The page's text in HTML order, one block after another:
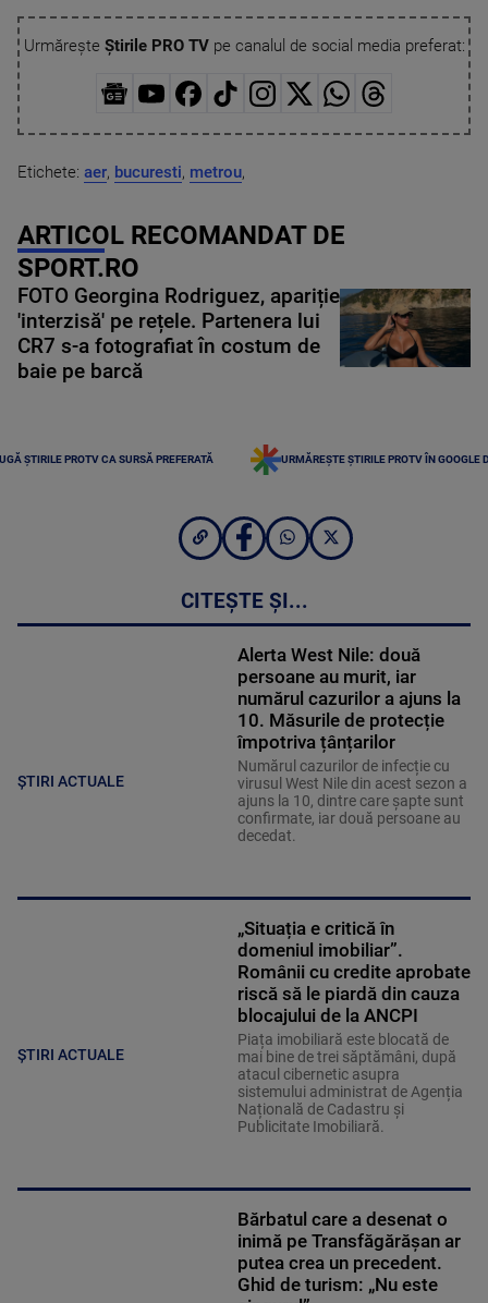
Urmărește Știrile PRO TVpe canalul de social media preferat:
Etichete: aer, bucuresti, metrou,
ARTICOL RECOMANDAT DE
SPORT.RO
FOTO Georgina Rodriguez, apariție
'interzisă' pe rețele. Partenera lui
CR7 s-a fotografiat în costum de
baie pe barcă
ȘTIRILE PROTV CA SURSĂ PREFERATĂ URMĂREȘTE ȘTIRILE PROTV ÎN GOOGLE
CITEȘTE ȘI...
ȘTIRI ACTUALE
Alerta West Nile: două
persoane au murit, iar
numărul cazurilor a ajuns la
10. Măsurile de protecție
împotriva țânțarilor
Numărul cazurilor de infecție cu
virusul West Nile din acest sezon a
ajuns la 10, dintre care șapte sunt
confirmate, iar două persoane au
decedat.
ȘTIRI ACTUALE
„Situația e critică în
domeniul imobiliar”.
Românii cu credite aprobate
riscă să le piardă din cauza
blocajului de la ANCPI
Piața imobiliară este blocată de
mai bine de trei săptămâni, după
atacul cibernetic asupra
sistemului administrat de Agenția
Națională de Cadastru și
Publicitate Imobiliară.
Bărbatul care a desenat o
inimă pe Transfăgărășan ar
putea crea un precedent.
Ghid de turism: „Nu este